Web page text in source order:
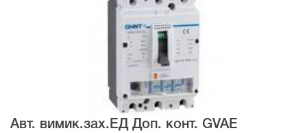
Авт. вимик.зах.ЕД Доп. конт. GVAE